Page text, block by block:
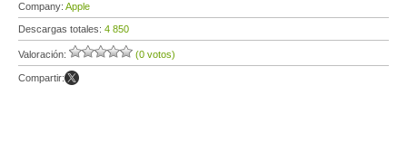
Company: Apple
Descargas totales: 4 850
Valoración: (0 votos)
Compartir: